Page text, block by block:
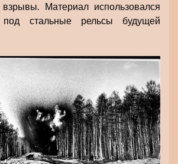
взрывы. Материал использовался
стальные рельсы будущей